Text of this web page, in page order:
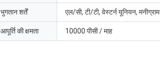
भुगतान शर्तें एल/सी, टी/टी, वेस्टर्न यूनियन, मनीग्राम
आपूर्ति की क्षमता 10000 पीसी / माह